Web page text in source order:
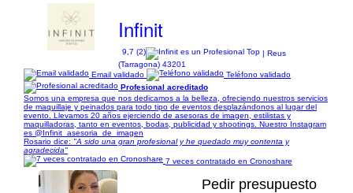
Infinit
9,7 (2)
| Reus
(Tarragona) 43201
Email validado
Teléfono validado
Profesional acreditado
Somos una empresa que nos dedicamos a la belleza, ofreciendo nuestros servicios
de maquillaje y peinados para todo tipo de eventos desplazándonos al lugar del
evento. Llevamos 20 años ejerciendo de asesoras de imagen, estilistas y
maquilladoras, tanto en eventos, bodas, publicidad y shootings. Nuestro Instagram
es @Infinit_asesoria_de_imagen
Rosario dice: "A sido una gran profesional y he quedado muy contenta y
agradecida"
7 veces contratado en Cronoshare
Pedir presupuesto